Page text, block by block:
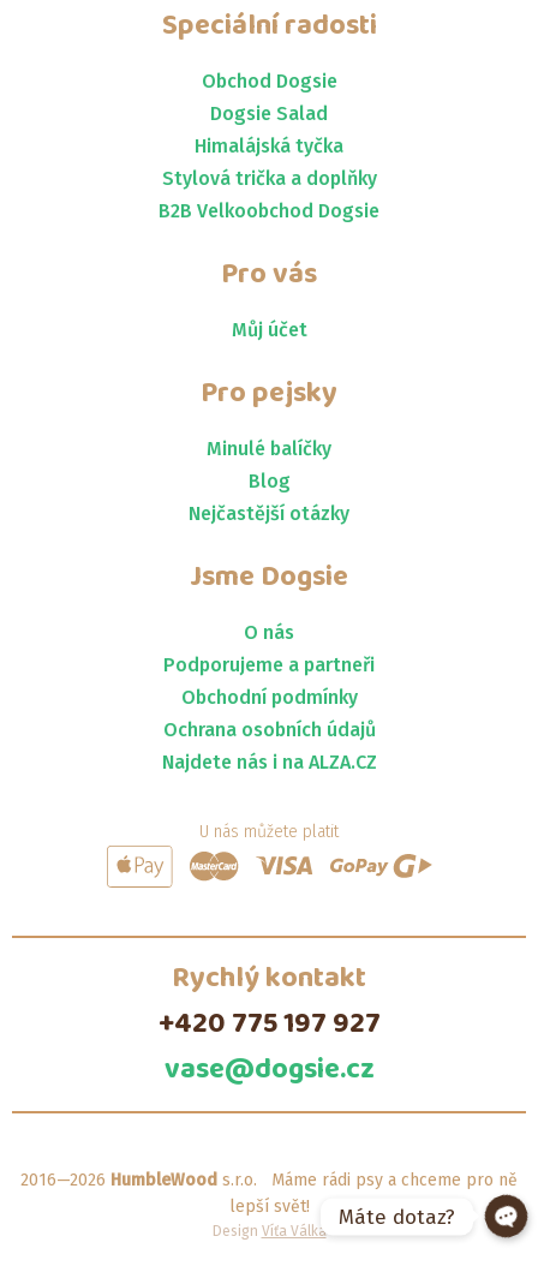
Speciální radosti
Obchod Dogsie
Dogsie Salad
Himalájská tyčka
Stylová trička a doplňky
B2B Velkoobchod Dogsie
Pro vás
Můj účet
Pro pejsky
Minulé balíčky
Blog
Nejčastější otázky
Jsme Dogsie
O nás
Podporujeme a partneři
Obchodní podmínky
Ochrana osobních údajů
Najdete nás i na ALZA.CZ
U nás můžete platit
Rychlý kontakt
+420 775 197 927
vase@dogsie.cz
2016—2026 HumbleWood s.r.o. Máme rádi psy a chceme pro ně
lepší svět!
Design Víťa Válka
Máte dotaz?